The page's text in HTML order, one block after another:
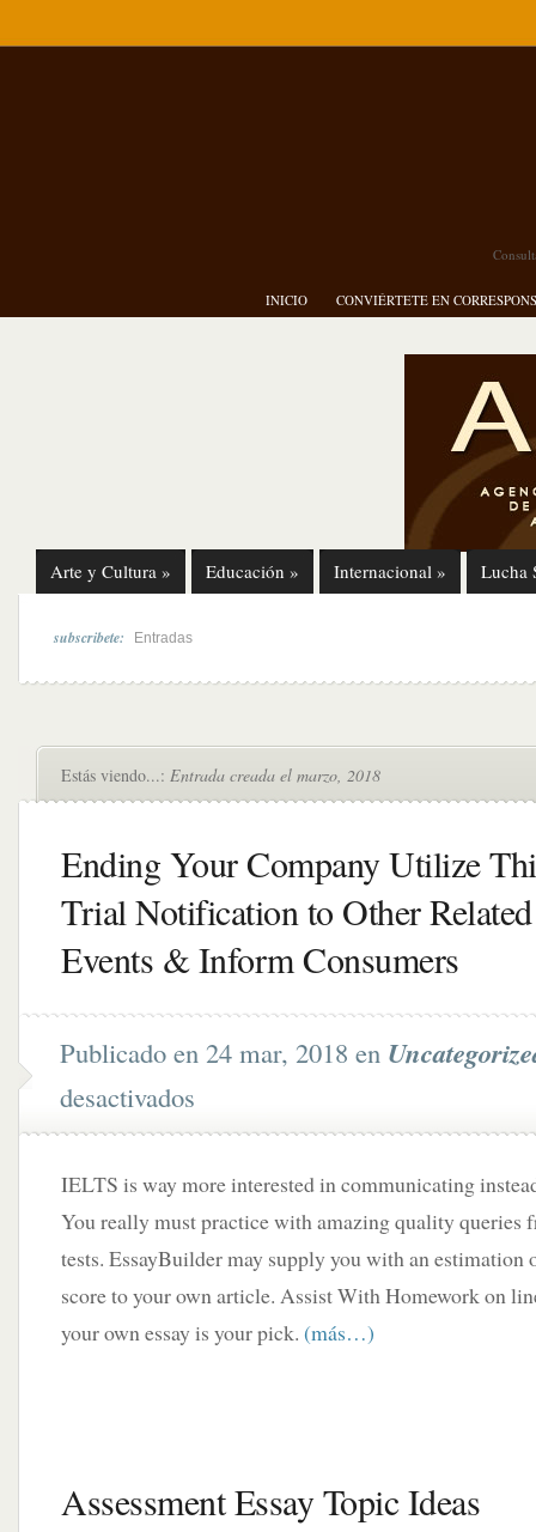
INICIO CONVIÉRTETE EN
Arte y Cultura » Educación » Internacional » Lucha
subscribete: Entradas
Estás viendo...: Entrada creada el marzo, 2018
Ending Your Company Utilize
Trial Notification to Other Related
Events & Inform Consumers
Publicado en 24 mar, 2018 en
desactivados
IELTS is way more interested in communicating
You really must practice with amazing quality queries
tests. EssayBuilder may supply you with an
score to your own article. Assist With Homework on
your own essay is your pick. (más…)
Assessment Essay Topic Ideas